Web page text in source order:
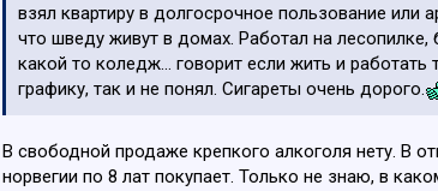
взял квартиру в долгосрочное пользование или
что шведу живут в домах. Работал на
какой то коледж... говорит если жить и
графику, так и не понял. Сигареты очень дорого.
В свободной продаже крепкого алкоголя нету. В
норвегии по 8 лат покупает. Только не знаю, в